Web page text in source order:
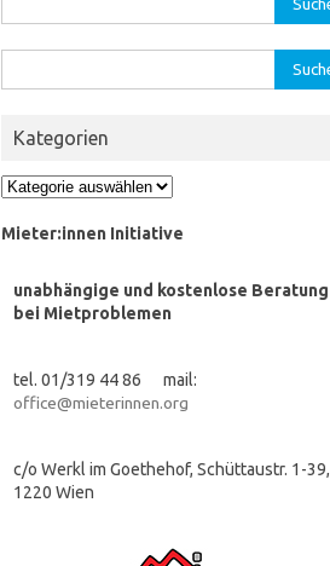
nach:
nach:
Kategorien
Kategorien
Mieter:innen Initiative
unabhängige und kostenlose Beratung
bei Mietproblemen
tel. 01/319 44 86 mail:
office@mieterinnen.org
c/o Werkl im Goethehof, Schüttaustr. 1-39,
1220 Wien